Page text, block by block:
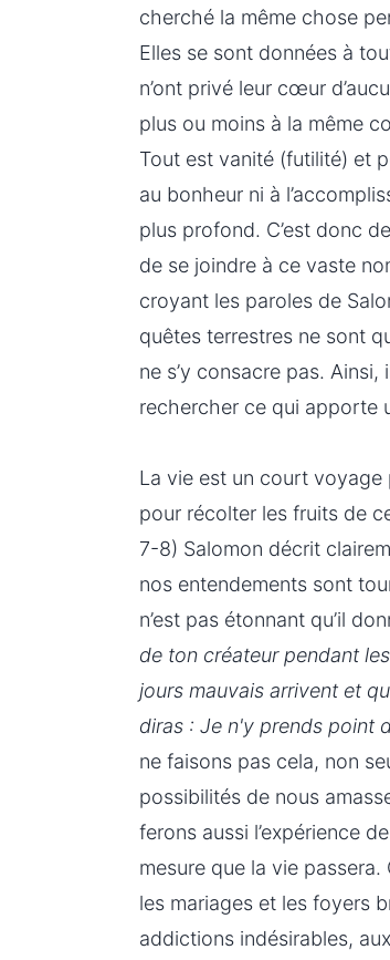
cherché la même chose
Elles se sont données à
n’ont privé leur cœur
plus ou moins à la même
Tout est vanité (futilité) et
au bonheur ni à
plus profond. C’est donc
de se joindre à ce vaste
croyant les paroles de
quêtes terrestres ne sont
ne s’y consacre pas.
rechercher ce qui apporte
La vie est un court voyage
pour récolter les fruits de
7-8) Salomon décrit
nos entendements sont
n’est pas étonnant qu’il
de ton créateur pendant
jours mauvais arrivent et
diras : Je n'y prends point
ne faisons pas cela, non
possibilités de nous
ferons aussi l’expérience
mesure que la vie passera.
les mariages et les foyers
addictions indésirables,